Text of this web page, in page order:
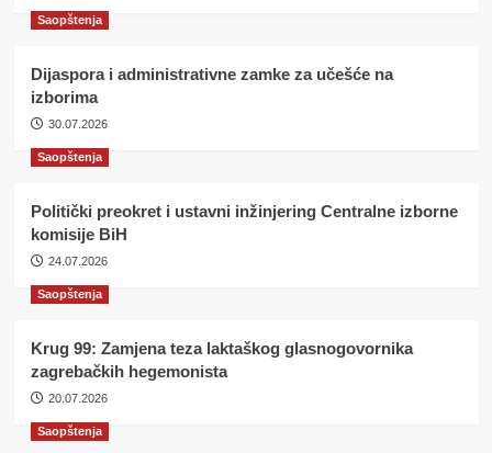
Saopštenja
Dijaspora i administrativne zamke za učešće na
izborima
30.07.2026
Saopštenja
Politički preokret i ustavni inžinjering Centralne izborne
komisije BiH
24.07.2026
Saopštenja
Krug 99: Zamjena teza laktaškog glasnogovornika
zagrebačkih hegemonista
20.07.2026
Saopštenja